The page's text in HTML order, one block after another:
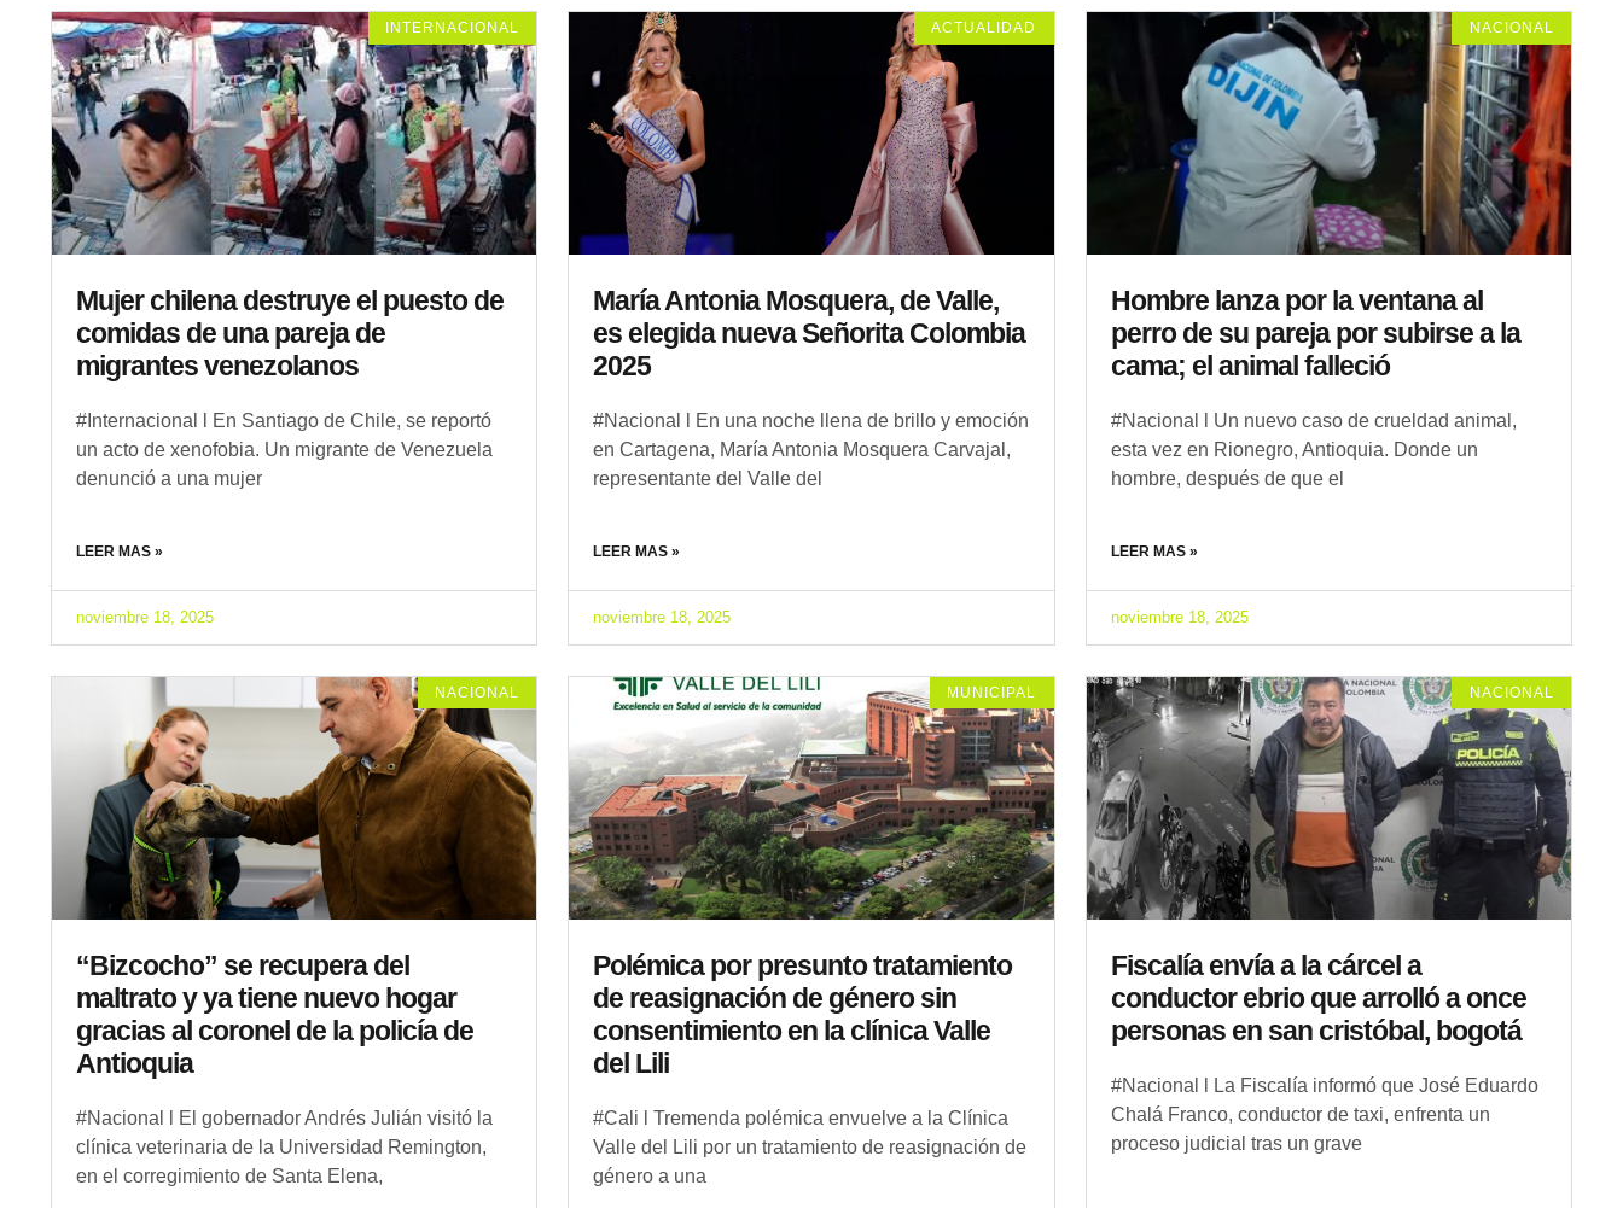
INTERNACIONAL
Mujer chilena destruye el puesto de
comidas de una pareja de
migrantes venezolanos
#Internacional l En Santiago de Chile, se reportó
un acto de xenofobia. Un migrante de Venezuela
denunció a una mujer
LEER MAS »
noviembre 18, 2025
ACTUALIDAD
María Antonia Mosquera, de Valle,
es elegida nueva Señorita Colombia
2025
#Nacional l En una noche llena de brillo y emoción
en Cartagena, María Antonia Mosquera Carvajal,
representante del Valle del
LEER MAS »
noviembre 18, 2025
NACIONAL
Hombre lanza por la ventana al
perro de su pareja por subirse a la
cama; el animal falleció
#Nacional l Un nuevo caso de crueldad animal,
esta vez en Rionegro, Antioquia. Donde un
hombre, después de que el
LEER MAS »
noviembre 18, 2025
NACIONAL
“Bizcocho” se recupera del
maltrato y ya tiene nuevo hogar
gracias al coronel de la policía de
Antioquia
#Nacional l El gobernador Andrés Julián visitó la
clínica veterinaria de la Universidad Remington,
en el corregimiento de Santa Elena,
MUNICIPAL
Polémica por presunto tratamiento
de reasignación de género sin
consentimiento en la clínica Valle
del Lili
#Cali l Tremenda polémica envuelve a la Clínica
Valle del Lili por un tratamiento de reasignación de
género a una
NACIONAL
Fiscalía envía a la cárcel a
conductor ebrio que arrolló a once
personas en san cristóbal, bogotá
#Nacional l La Fiscalía informó que José Eduardo
Chalá Franco, conductor de taxi, enfrenta un
proceso judicial tras un grave